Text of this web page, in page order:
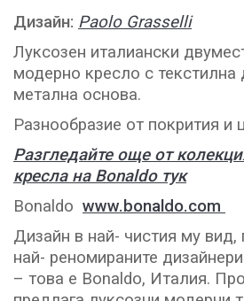
Дизайн: Paolo Grasselli
Луксозен италиански
модерно кресло с текстилна
метална основа.
Разнообразие от покрития и
Разгледайте още от
кресла на Bonaldo тук
Bonaldo www.bonaldo.com
Дизайн в най- чистия му вид,
най- реномираните
– това е Bonaldo, Италия.